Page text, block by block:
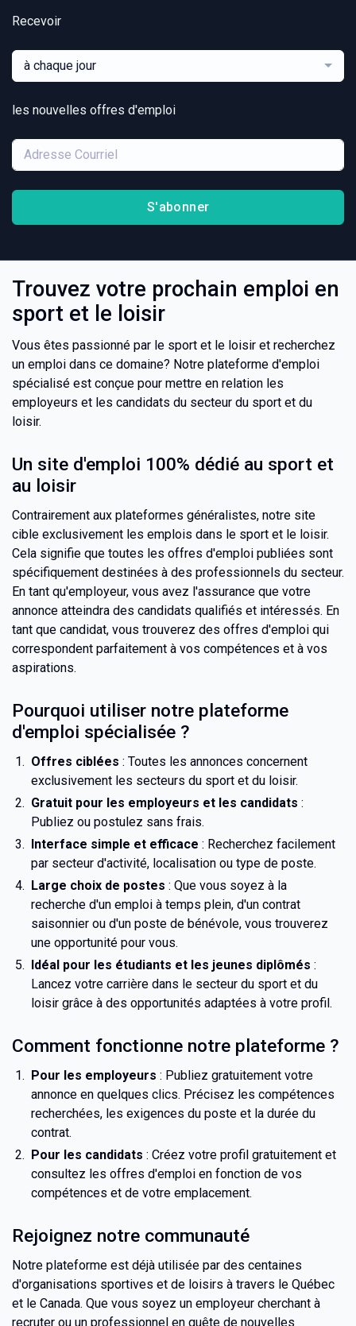
Recevoir
à chaque jour
les nouvelles offres d'emploi
S'abonner
Trouvez votre prochain emploi en
sport et le loisir
Vous êtes passionné par le sport et le loisir et recherchez
un emploi dans ce domaine? Notre plateforme d'emploi
spécialisé est conçue pour mettre en relation les
employeurs et les candidats du secteur du sport et du
loisir.
Un site d'emploi 100% dédié au sport et
au loisir
Contrairement aux plateformes généralistes, notre site
cible exclusivement les emplois dans le sport et le loisir.
Cela signifie que toutes les offres d'emploi publiées sont
spécifiquement destinées à des professionnels du secteur.
En tant qu'employeur, vous avez l'assurance que votre
annonce atteindra des candidats qualifiés et intéressés. En
tant que candidat, vous trouverez des offres d'emploi qui
correspondent parfaitement à vos compétences et à vos
aspirations.
Pourquoi utiliser notre plateforme
d'emploi spécialisée ?
Offres ciblées : Toutes les annonces concernent
exclusivement les secteurs du sport et du loisir.
Gratuit pour les employeurs et les candidats :
Publiez ou postulez sans frais.
Interface simple et efficace : Recherchez facilement
par secteur d'activité, localisation ou type de poste.
Large choix de postes : Que vous soyez à la
recherche d'un emploi à temps plein, d'un contrat
saisonnier ou d'un poste de bénévole, vous trouverez
une opportunité pour vous.
Idéal pour les étudiants et les jeunes diplômés :
Lancez votre carrière dans le secteur du sport et du
loisir grâce à des opportunités adaptées à votre profil.
Comment fonctionne notre plateforme ?
Pour les employeurs : Publiez gratuitement votre
annonce en quelques clics. Précisez les compétences
recherchées, les exigences du poste et la durée du
contrat.
Pour les candidats : Créez votre profil gratuitement et
consultez les offres d'emploi en fonction de vos
compétences et de votre emplacement.
Rejoignez notre communauté
Notre plateforme est déjà utilisée par des centaines
d'organisations sportives et de loisirs à travers le Québec
et le Canada. Que vous soyez un employeur cherchant à
recruter ou un professionnel en quête de nouvelles